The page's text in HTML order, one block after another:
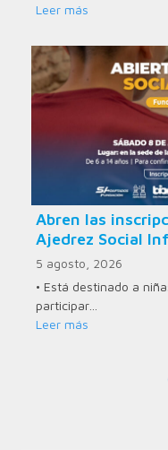
Leer más
Abren las
Ajedrez Social
5 agosto, 2026
• Está destinado a
participar…
Leer más